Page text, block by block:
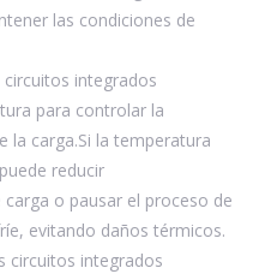
las condiciones de
integrados
para controlar la
la carga.Si la temperatura
reducir
o pausar el proceso de
evitando daños térmicos.
circuitos integrados